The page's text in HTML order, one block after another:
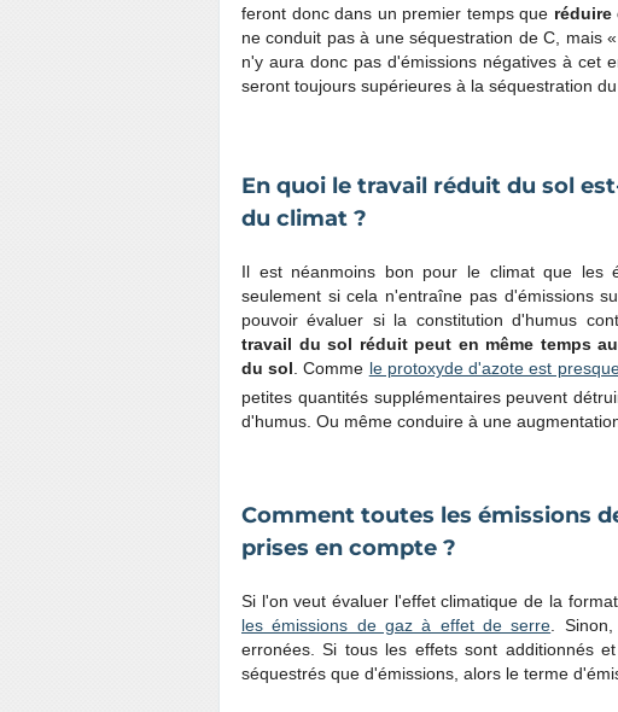
feront donc dans un premier temps que réduire
ne conduit pas à une séquestration de C, mais «
n'y aura donc pas d'émissions négatives à cet
seront toujours supérieures à la séquestration
En quoi le travail réduit du sol
du climat ?
Il est néanmoins bon pour le climat que les
seulement si cela n'entraîne pas d'émissions
pouvoir évaluer si la constitution d'humus
travail du sol réduit peut en même temps
du sol . Comme le protoxyde d'azote est
petites quantités supplémentaires peuvent
d'humus. Ou même conduire à une
Comment toutes les émissions
prises en compte ?
Si l'on veut évaluer l'effet climatique de la
les émissions de gaz à effet de serre.
erronées. Si tous les effets sont additionnés
séquestrés que d'émissions, alors le terme